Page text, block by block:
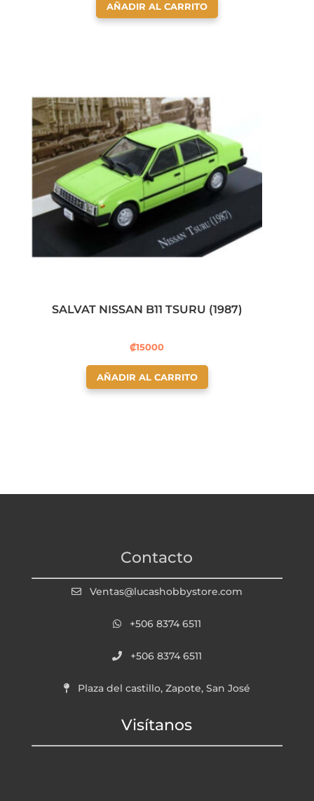
AÑADIR AL CARRITO
SALVAT NISSAN B11 TSURU (1987)
₡15000
AÑADIR AL CARRITO
Contacto
Ventas@lucashobbystore.com
+506 8374 6511
+506 8374 6511
Plaza del castillo, Zapote, San José
Visítanos